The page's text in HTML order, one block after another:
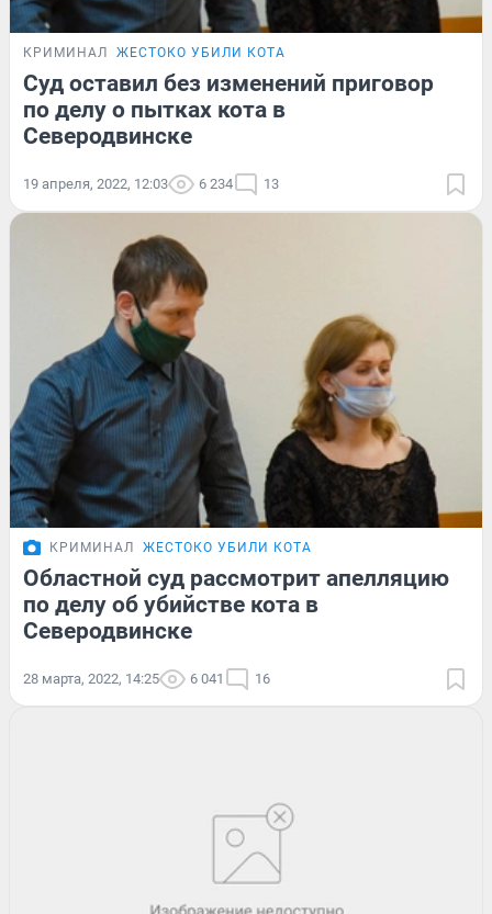
КРИМИНАЛ ЖЕСТОКО УБИЛИ КОТА
Суд оставил без изменений приговор
по делу о пытках кота в
Северодвинске
19 апреля, 2022, 12:03 6 234 13
КРИМИНАЛ ЖЕСТОКО УБИЛИ КОТА
Областной суд рассмотрит апелляцию
по делу об убийстве кота в
Северодвинске
28 марта, 2022, 14:25 6 041 16